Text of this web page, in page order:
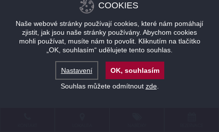
COOKIES
Naše webové stránky používají cookies, které nám pomáhají
zjistit, jak jsou naše stránky používány. Abychom cookies
mohli používat, musíte nám to povolit. Kliknutím na tlačítko
„OK, souhlasím“ udělujete tento souhlas.
Nastavení
OK, souhlasím
Souhlas můžete odmítnout zde.